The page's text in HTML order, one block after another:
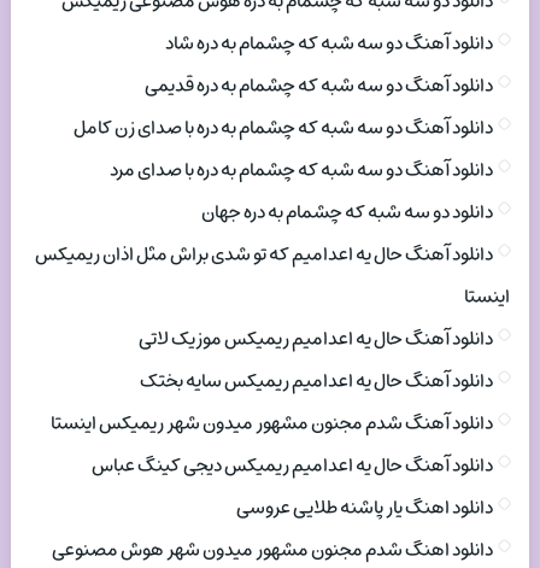
دانلود آهنگ دو سه شبه که چشمام به دره شاد
دانلود آهنگ دو سه شبه که چشمام به دره قدیمی
دانلود آهنگ دو سه شبه که چشمام به دره با صدای زن کامل
دانلود آهنگ دو سه شبه که چشمام به دره با صدای مرد
دانلود دو سه شبه که چشمام به دره جهان
دانلود آهنگ حال یه اعدامیم که تو شدی براش مثل اذان ریمیکس
اینستا
دانلود آهنگ حال یه اعدامیم ریمیکس موزیک لاتی
دانلود آهنگ حال یه اعدامیم ریمیکس سایه بختک
دانلود آهنگ شدم مجنون مشهور میدون شهر ریمیکس اینستا
دانلود آهنگ حال یه اعدامیم ریمیکس دیجی کینگ عباس
دانلود اهنگ یار پاشنه طلایی عروسی
دانلود اهنگ شدم مجنون مشهور میدون شهر هوش مصنوعی